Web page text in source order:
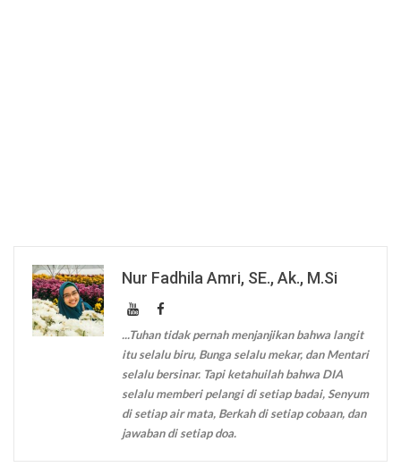
Nur Fadhila Amri, SE., Ak., M.Si
...Tuhan tidak pernah menjanjikan bahwa langit
itu selalu biru, Bunga selalu mekar, dan Mentari
selalu bersinar. Tapi ketahuilah bahwa DIA
selalu memberi pelangi di setiap badai, Senyum
di setiap air mata, Berkah di setiap cobaan, dan
jawaban di setiap doa.